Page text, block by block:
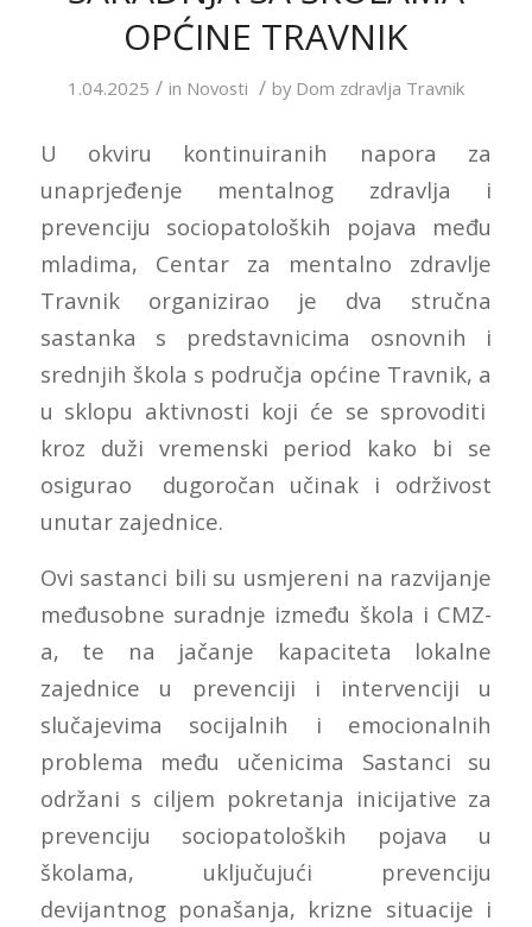
OPĆINE TRAVNIK
1.04.2025 / in Novosti / by Dom zdravlja Travnik
U okviru kontinuiranih napora za
unaprjeđenje mentalnog zdravlja i
prevenciju sociopatoloških pojava među
mladima, Centar za mentalno zdravlje
Travnik organizirao je dva stručna
sastanka s predstavnicima osnovnih i
srednjih škola s područja općine Travnik, a
u sklopu aktivnosti koji će se sprovoditi
kroz duži vremenski period kako bi se
osigurao dugoročan učinak i održivost
unutar zajednice.
Ovi sastanci bili su usmjereni na razvijanje
međusobne suradnje između škola i CMZ-
a, te na jačanje kapaciteta lokalne
zajednice u prevenciji i intervenciji u
slučajevima socijalnih i emocionalnih
problema među učenicima Sastanci su
održani s ciljem pokretanja inicijative za
prevenciju sociopatoloških pojava u
školama, uključujući prevenciju
devijantnog ponašanja, krizne situacije i